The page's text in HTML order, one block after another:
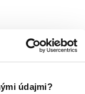
údajmi?